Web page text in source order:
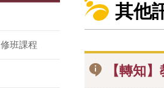
其他
【轉知
班課程